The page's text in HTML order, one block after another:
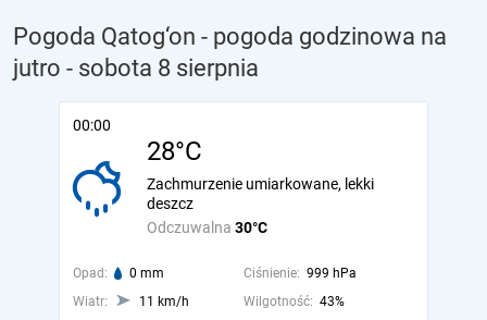
Pogoda Qatog‘on - pogoda godzinowa na
jutro - sobota 8 sierpnia
00:00
28°C
Odczuwalna 30°C
Zachmurzenie umiarkowane, lekki
deszcz
Opad: 0 mm Ciśnienie: 999 hPa
Wiatr:
11 km/h Wilgotność: 43%